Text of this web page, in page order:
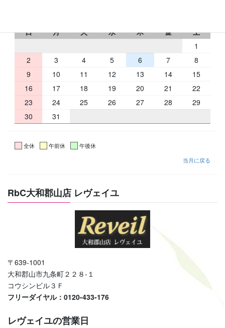
日 月 火 水 木 金
土
1
2
3 4 5 6 7
8
9
10 11 12 13 14
15
16
17 18 19 20 21
22
23
24 25 26 27 28
29
30
31
全休 午前休
午後休
当月に戻る
RbC大和郡山店 レヴェイユ
〒639-1001
大和郡山市九条町２２８-１
コウシンビル３Ｆ
フリーダイヤル：0120-433-176
レヴェイユの営業日